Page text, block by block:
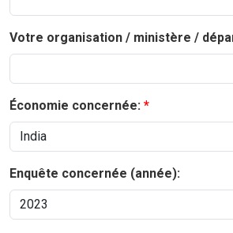
Votre organisation / ministère /
Économie concernée:
Enquête concernée (année):